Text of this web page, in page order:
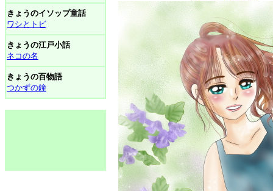
きょうのイソップ童話
ワシとトビ
きょうの江戸小話
ネコの名
きょうの百物語
つかずの鐘